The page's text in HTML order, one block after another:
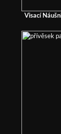
Visací